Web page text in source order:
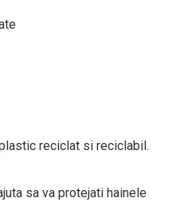
reciclat si reciclabil.
sa va protejati hainele